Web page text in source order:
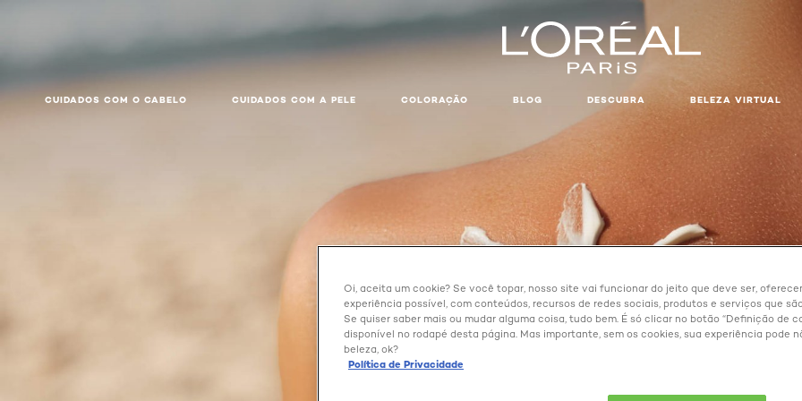
CUIDADOS COM O CABELO CUIDADOS COM A PELE COLORAÇÃO BLOG DESCUBRA BELEZA VIRTUAL
Oi, aceita um cookie? Se você topar, nosso site vai funcionar do jeito que deve ser,
experiência possível, com conteúdos, recursos de redes sociais, produtos e serviços que
Se quiser saber mais ou mudar alguma coisa, tudo bem. É só clicar no botão “Definição de
disponível no rodapé desta página. Mas importante, sem os cookies, sua experiência pode
beleza, ok?
Política de Privacidade